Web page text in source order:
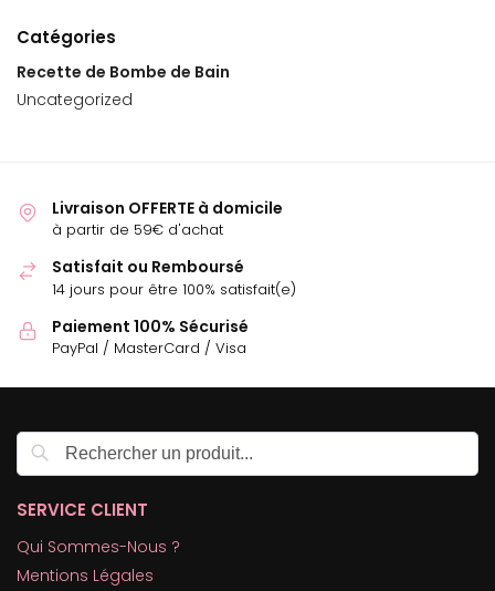
Catégories
Recette de Bombe de Bain
Uncategorized
Livraison OFFERTE à domicile
à partir de 59€ d'achat
Satisfait ou Remboursé
14 jours pour être 100% satisfait(e)
Paiement 100% Sécurisé
PayPal / MasterCard / Visa
SERVICE CLIENT
Qui Sommes-Nous ?
Mentions Légales